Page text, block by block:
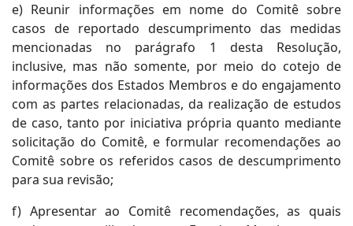
e) Reunir informações em nome do Comitê sobre
casos de reportado descumprimento das medidas
mencionadas no parágrafo 1 desta Resolução,
inclusive, mas não somente, por meio do cotejo de
informações dos Estados Membros e do engajamento
com as partes relacionadas, da realização de estudos
de caso, tanto por iniciativa própria quanto mediante
solicitação do Comitê, e formular recomendações ao
Comitê sobre os referidos casos de descumprimento
para sua revisão;
f) Apresentar ao Comitê recomendações, as quais